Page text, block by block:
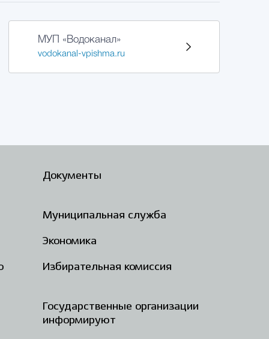
МУП «Водоканал»
vodokanal-vpishma.ru
Документы
Муниципальная служба
Экономика
Избирательная комиссия
Государственные организации
информируют